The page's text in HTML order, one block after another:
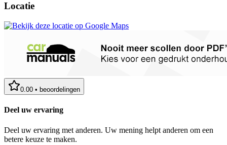
Locatie
0.00 • beoordelingen
Deel uw ervaring
Deel uw ervaring met anderen. Uw mening helpt anderen om een
betere keuze te maken.